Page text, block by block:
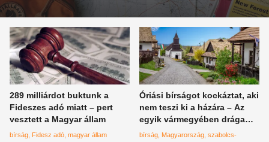
289 milliárdot buktunk a
Fideszes adó miatt – pert
vesztett a Magyar állam
bírság Fidesz adó magyar állam
Óriási bírságot kockáztat, aki
nem teszi ki a házára – Az
egyik vármegyében drága
fényképek készülnek
bírság Magyarország szabolcs-